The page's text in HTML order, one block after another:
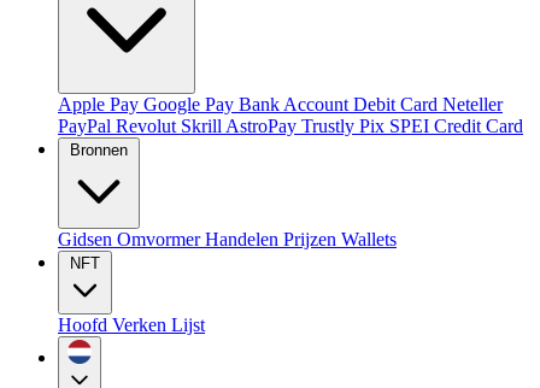
Apple Pay Google Pay Bank Account Debit Card Neteller
PayPal Revolut Skrill AstroPay Trustly Pix SPEI Credit Card
Bronnen
Gidsen OmvormerHandelen Prijzen Wallets
NFT
Hoofd Verken Lijst